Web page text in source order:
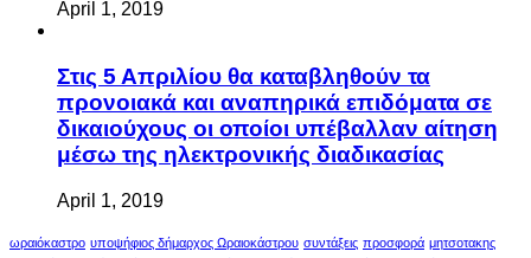
April 1, 2019
Στις 5 Απριλίου θα καταβληθούν τα
προνοιακά και αναπηρικά επιδόματα σε
δικαιούχους οι οποίοι υπέβαλλαν αίτηση
μέσω της ηλεκτρονικής διαδικασίας
April 1, 2019
ωραιόκαστρο υποψήφιος δήμαρχος Ωραιοκάστρου συντάξεις προσφορά μητσοτακης